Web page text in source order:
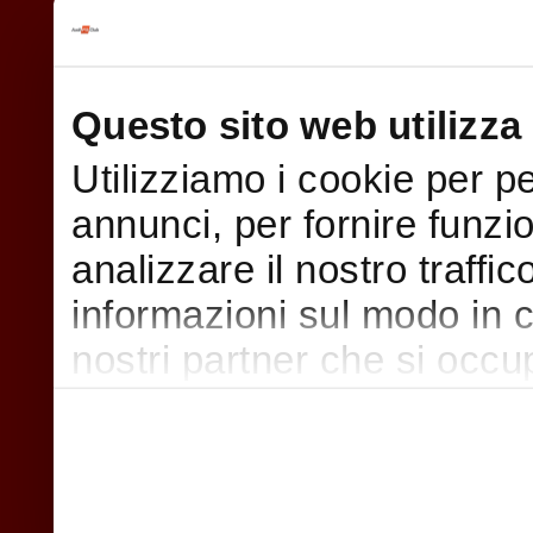
Questo sito web utilizza
Utilizziamo i cookie per
annunci, per fornire
analizzare il nostro
informazioni sul modo in
nostri partner che si